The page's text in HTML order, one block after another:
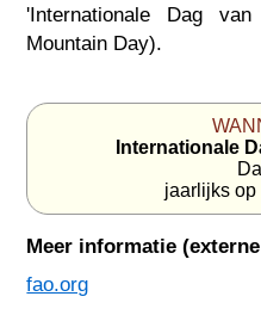
'Internationale Dag
Mountain Day).
Internationale
jaarlijks op
Meer informatie
fao.org